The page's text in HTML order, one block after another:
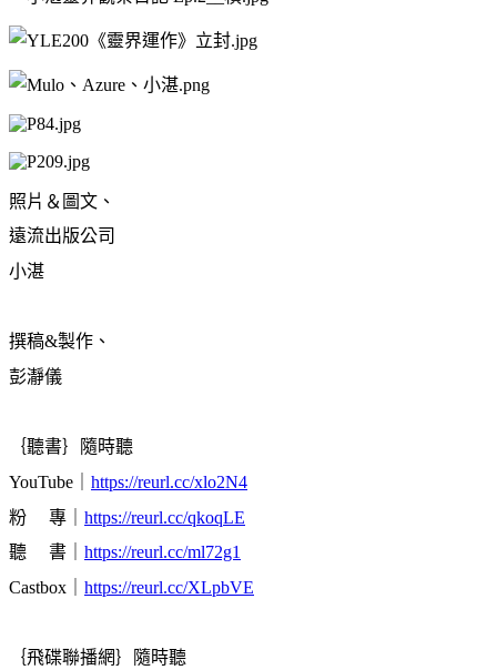
照片＆圖文、
遠流出版公司
小湛
撰稿&製作、
彭瀞儀
｛聽書｝隨時聽
YouTube
https://reurl.cc/xlo2N4
粉 專｜ https://reurl.cc/qkoqLE
聽 書｜ https://reurl.cc/ml72g1
Castbox
https://reurl.cc/XLpbVE
｛飛碟聯播網｝隨時聽